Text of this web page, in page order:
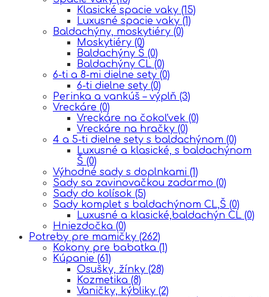
Klasické spacie vaky (15)
Luxusné spacie vaky (1)
Baldachýny, moskytiéry (0)
Moskytiéry (0)
Baldachýny Š (0)
Baldachýny CL (0)
6-ti a 8-mi dielne sety (0)
6-ti dielne sety (0)
Perinka a vankúš – výplň (3)
Vreckáre (0)
Vreckáre na čokoľvek (0)
Vreckáre na hračky (0)
4 a 5-ti dielne sety s baldachýnom (0)
Luxusné a klasické, s baldachýnom
Š (0)
Výhodné sady s doplnkami (1)
Sady sa zavinovačkou zadarmo (0)
Sady do kolísok (5)
Sady komplet s baldachýnom CL,Š (0)
Luxusné a klasické,baldachýn CL (0)
Hniezdočka (0)
Potreby pre mamičky (262)
Kokony pre babatka (1)
Kúpanie (61)
Osušky, žínky (28)
Kozmetika (8)
Vaničky, kýbliky (2)